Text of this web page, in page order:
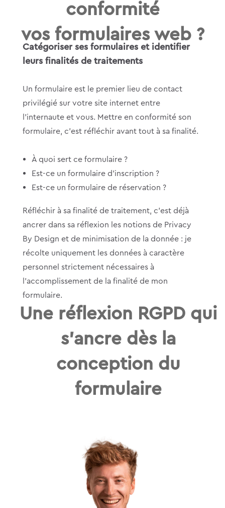
conformité
vos formulaires web ?
Catégoriser ses formulaires et identifier
leurs finalités de traitements
Un formulaire est le premier lieu de contact
privilégié sur votre site internet entre
l’internaute et vous. Mettre en conformité son
formulaire, c’est réfléchir avant tout à sa finalité.
À quoi sert ce formulaire ?
Est-ce un formulaire d’inscription ?
Est-ce un formulaire de réservation ?
Réfléchir à sa finalité de traitement, c’est déjà
ancrer dans sa réflexion les notions de Privacy
By Design et de minimisation de la donnée : je
récolte uniquement les données à caractère
personnel strictement nécessaires à
l’accomplissement de la finalité de mon
formulaire.
Une réflexion RGPD qui
s’ancre dès la
conception du
formulaire